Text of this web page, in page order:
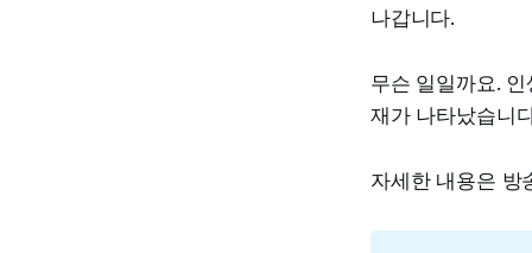
나갑니다.
무슨 일일까요.
재가 나타났습니
자세한 내용은 방